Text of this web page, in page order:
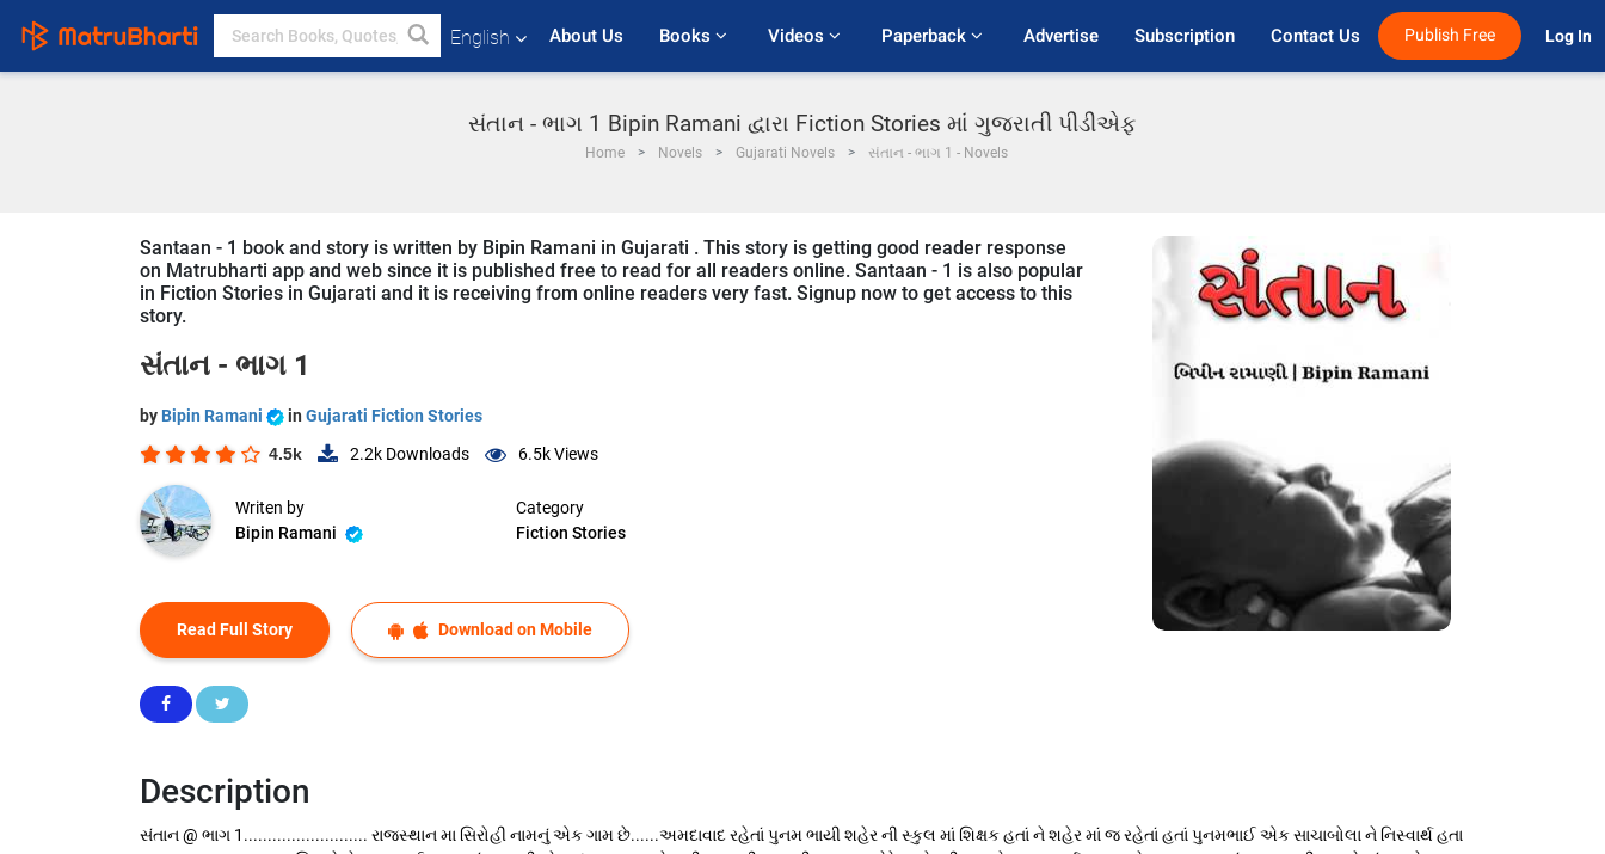
English About Us Books Videos Paperback Advertise Subscription Contact Us Publish Free Log In
સંતાન - ભાગ 1 Bipin Ramani દ્વારા Fiction Stories માં ગુજરાતી પીડીએફ
Home Novels Gujarati Novels સંતાન - ભાગ 1 - Novels
Santaan - 1 book and story is written by Bipin Ramani in Gujarati . This story is getting good reader response
on Matrubharti app and web since it is published free to read for all readers online. Santaan - 1 is also popular
in Fiction Stories in Gujarati and it is receiving from online readers very fast. Signup now to get access to this
story.
સંતાન - ભાગ 1
by Bipin Ramani in Gujarati Fiction Stories
4.5k 2.2k Downloads 6.5kViews
Writen by
Bipin Ramani
Category
Fiction Stories
Read Full Story Download on Mobile
Description
સંતાન @ ભાગ 1.......................... રાજસ્થાન મા સિરોહી નામનું એક ગામ છે......અમદાવાદ રહેતાં પુનમ ભાયી શહેર ની સ્કુલ માં શિક્ષક હતાં ને શહેર માં જ રહેતાં હતાં પુનમભાઈ એક સાચાબોલા ને નિસ્વાર્થ હતા